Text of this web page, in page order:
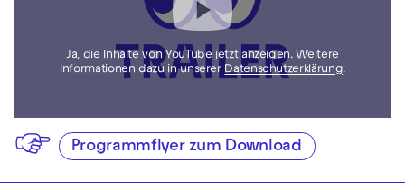
Ja, die Inhalte von YouTube jetzt anzeigen. Weitere
Informationen dazu in unserer Datenschutzerklärung.
Programmflyer zum Download